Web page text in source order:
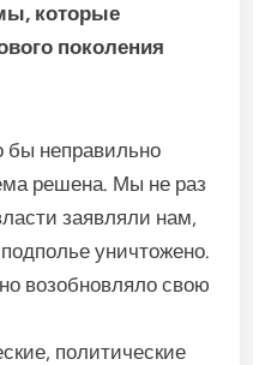
которые
поколения
бы неправильно
решена. Мы не раз
заявляли нам,
уничтожено.
возобновляло свою
политические